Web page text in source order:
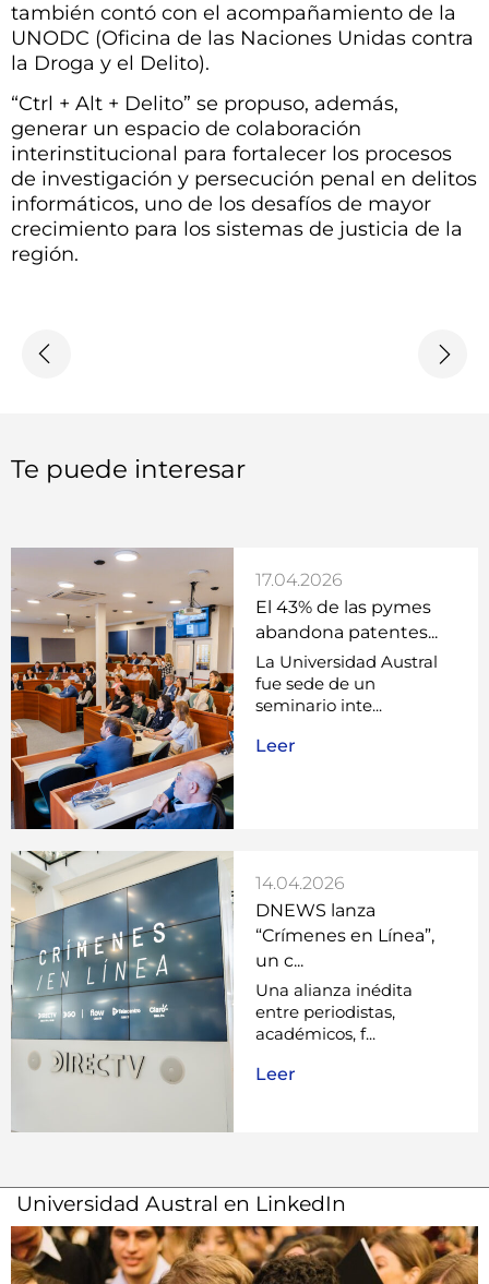
también contó con el acompañamiento de la
UNODC (Oficina de las Naciones Unidas contra
la Droga y el Delito).
“Ctrl + Alt + Delito” se propuso, además,
generar un espacio de colaboración
interinstitucional para fortalecer los procesos
de investigación y persecución penal en delitos
informáticos, uno de los desafíos de mayor
crecimiento para los sistemas de justicia de la
región.
Te puede interesar
17.04.2026
El 43% de las pymes
abandona patentes...
La Universidad Austral
fue sede de un
seminario inte...
Leer
14.04.2026
DNEWS lanza
“Crímenes en Línea”,
un c...
Una alianza inédita
entre periodistas,
académicos, f...
Leer
Universidad Austral en LinkedIn